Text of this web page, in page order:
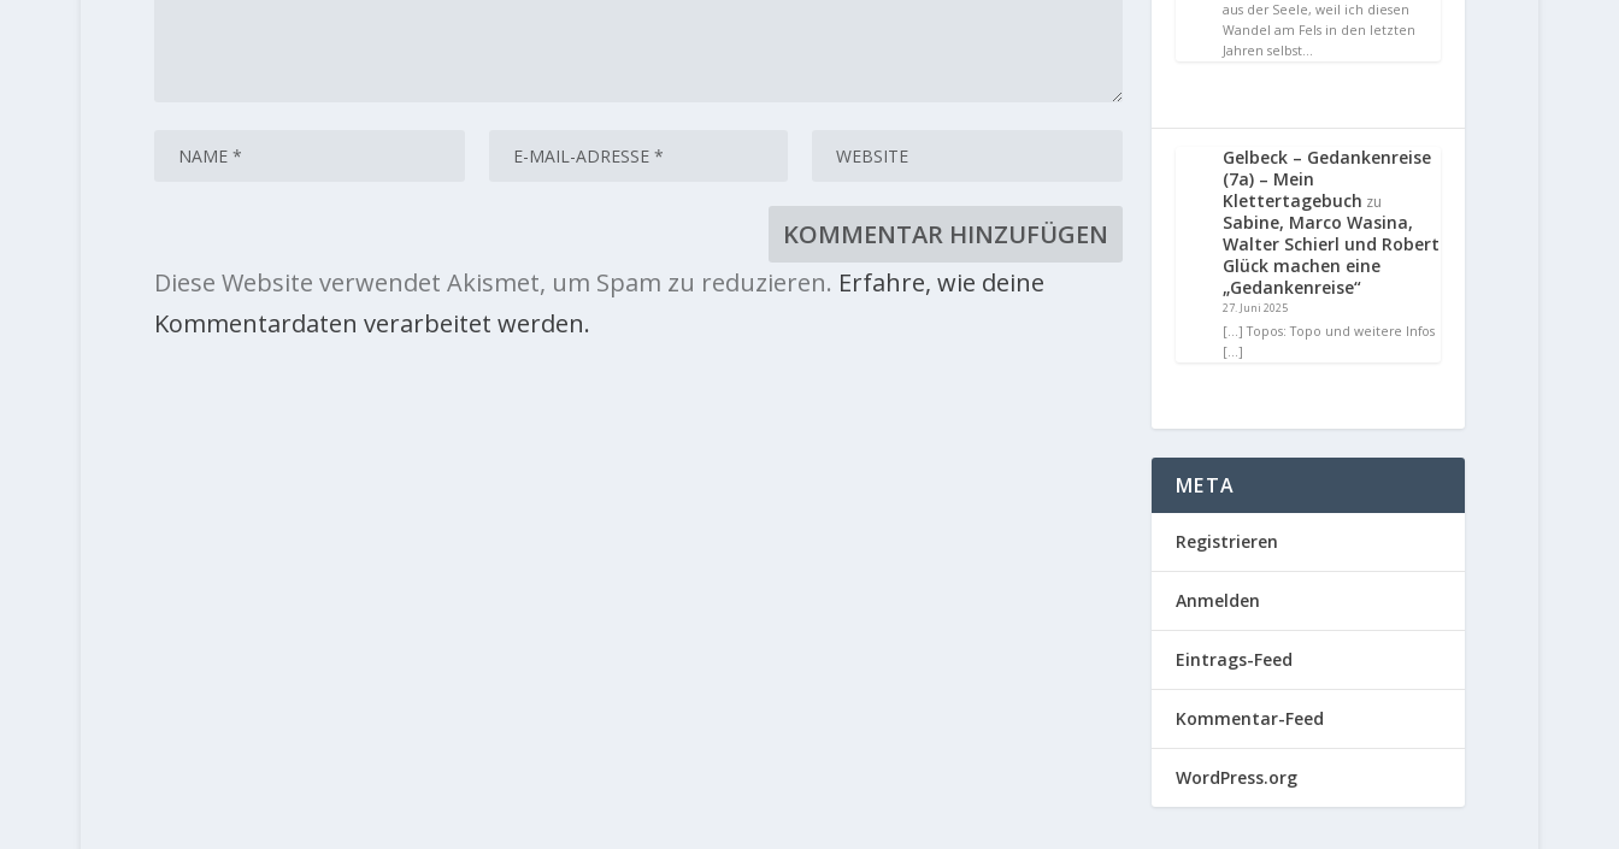
Diese Website verwendet Akismet, um Spam zu reduzieren. Erfahre, wie deine
Kommentardaten verarbeitet werden.
aus der Seele, weil ich diesen
Wandel am Fels in den letzten
Jahren selbst…
Gelbeck – Gedankenreise
(7a) – Mein
Klettertagebuch zu
Sabine, Marco Wasina,
Walter Schierl und Robert
Glück machen eine
„Gedankenreise“
27. Juni 2025
[…] Topos: Topo und weitere Infos
[…]
META
Registrieren
Anmelden
Eintrags-Feed
Kommentar-Feed
WordPress.org